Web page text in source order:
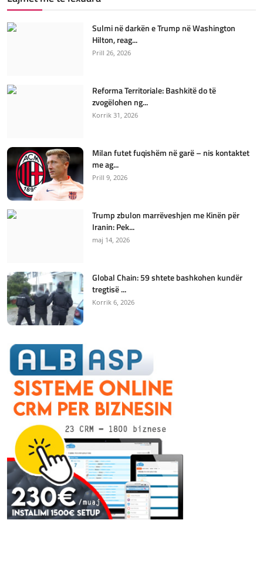
Sulmi në darkën e Trump në Washington
Hilton, reag...
Prill 26, 2026
Reforma Territoriale: Bashkitë do të
zvogëlohen ng...
Korrik 31, 2026
Milan futet fuqishëm në garë – nis kontaktet
me ag...
Prill 9, 2026
Trump zbulon marrëveshjen me Kinën për
Iranin: Pek...
maj 14, 2026
Global Chain: 59 shtete bashkohen kundër
tregtisë ...
Korrik 6, 2026